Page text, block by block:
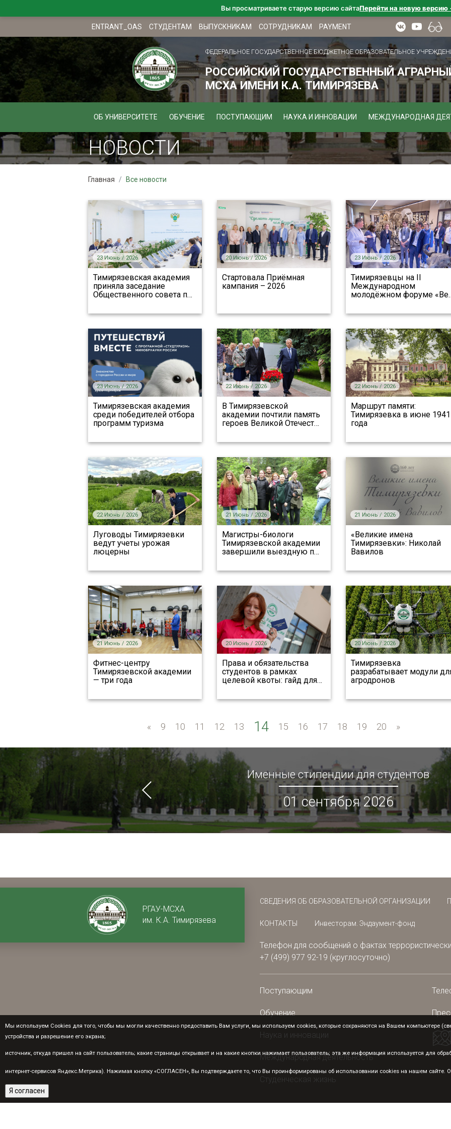
ENTRANT_OAS СТУДЕНТАМ ВЫПУСКНИКАМ СОТРУДНИКАМ PAYMENT
ФЕДЕРАЛЬНОЕ ГОСУДАРСТВЕННОЕ БЮДЖЕТНОЕ ОБРАЗОВАТЕЛЬНОЕ
РОССИЙСКИЙ ГОСУДАРСТВЕННЫЙ
МСХА ИМЕНИ К.А. ТИМИРЯЗЕВА
ОБ УНИВЕРСИТЕТЕ ОБУЧЕНИЕ ПОСТУПАЮЩИМ НАУКА И ИННОВАЦИИ МЕЖДУНАРОДНАЯ
НОВОСТИ
Главная Все новости
23 Июнь / 2026
Тимирязевская академия
приняла заседание
Общественного совета п…
20 Июнь / 2026
Стартовала Приёмная
кампания – 2026
23 Июнь / 2026
Тимирязевцы на II
Международном
молодёжном форуме «Ве
23 Июнь / 2026
Тимирязевская академия
среди победителей отбора
программ туризма
22 Июнь / 2026
В Тимирязевской
академии почтили память
героев Великой Отечест…
22 Июнь / 2026
Маршрут памяти:
Тимирязевка в июне 1941
года
22 Июнь / 2026
Луговоды Тимирязевки
ведут учеты урожая
люцерны
21 Июнь / 2026
Магистры-биологи
Тимирязевской академии
завершили выездную п…
21 Июнь / 2026
«Великие имена
Тимирязевки»: Николай
Вавилов
21 Июнь / 2026
Фитнес-центру
Тимирязевской академии
— три года
20 Июнь / 2026
Права и обязательства
студентов в рамках
целевой квоты: гайд для…
20 Июнь / 2026
Тимирязевка
разрабатывает модули
агродронов
« 9 10 11 12 13 14 15 16 17 18 19 20 »
в сфере
Именные стипендии для студентов
01 сентября 2026
РГАУ-МСХА
им. К.А. Тимирязева
СВЕДЕНИЯ ОБ ОБРАЗОВАТЕЛЬНОЙ ОРГАНИЗАЦИИ
КОНТАКТЫ Инвесторам. Эндаумент-фонд
Телефон для сообщений о фактах
+7 (499) 977 92-19 (круглосуточно)
Поступающим
Обучение
Наука и инновации
Международная деятельность
Студенческая жизнь
Мы используем Cookies для того, чтобы мы могли качественно предоставить Вам услуги, мы используем cookies, которые сохраняются на Вашем компьютере
устройства и разрешение его экрана;
источник, откуда пришел на сайт пользователь; какие страницы открывает и на какие кнопки нажимает пользователь; эта же информация используется для
интернет-сервисов Яндекс.Метрика). Нажимая кнопку «СОГЛАСЕН», Вы подтверждаете то, что Вы проинформированы об использовании cookies на нашем сайте.
Я согласен
Вы просматриваете старую версию сайтаПерейти на новую версию